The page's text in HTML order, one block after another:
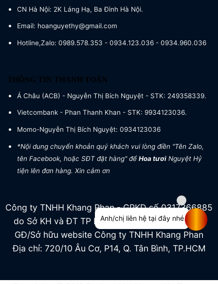
CN Hà Nội: 2K Láng Hạ, Ba Đình Hà Nội.
Email: hoanguyethy@gmail.com
Hotline,Zalo: 0989.578.353 - 0934.123.036 - 0934.960.036
THÔNG TIN THANH TOÁN
Á Châu (ACB) - Nguyễn Thị Bích Nguyệt - STK: 249358339.
Vietcombank - Phan Thanh Khan - STK: 9934123036.
Momo-Nguyễn Thị Bích Nguyệt: 0934123036
*Nội dung chuyển khoản quý khách vui lòng điền "Tên Zalo,
tên Facebook, hoặc SĐT đặt hàng" đểHoa tươi Nguyệt Hỷ
tiện lên đơn hàng. Xin cảm ơn
Công ty TNHH Khang Phan - GPKD số 0317366885
do Sở KH và ĐT TP HCM cấp ngày 04/07/2022
GĐ/Sở hữu website Công ty TNHH Khang Phan
Địa chỉ: 720/10 Âu Cơ, P14, Q. Tân Bình, TP.HCM
Anh/chị liên hệ tại đây nhé